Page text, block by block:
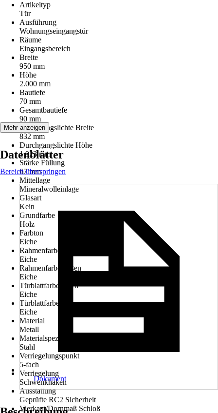
Artikeltyp
Tür
Ausführung
Wohnungseingangstür
Räume
Eingangsbereich
Breite
950 mm
Höhe
2.000 mm
Bautiefe
70 mm
Gesamtbautiefe
90 mm
Durchgangslichte Breite
832 mm
Durchgangslichte Höhe
1.923 mm
Stärke Füllung
67 mm
Mittellage
Mineralwolleinlage
Glasart
Kein
Grundfarbe
Holz
Farbton
Eiche
Rahmenfarbe innen
Eiche
Rahmenfarbe außen
Eiche
Türblattfarbe innen
Eiche
Türblattfarbe außen
Eiche
Material
Metall
Materialspezifizierung
Stahl
Verriegelungspunkt
5-fach
Verriegelung
Schwenkhaken
Ausstattung
Geprüfte RC2 Sicherheit
Vierkant/Dornmaß Schloß
Mehr anzeigen
Datenblätter
Bereich überspringen
Dokument